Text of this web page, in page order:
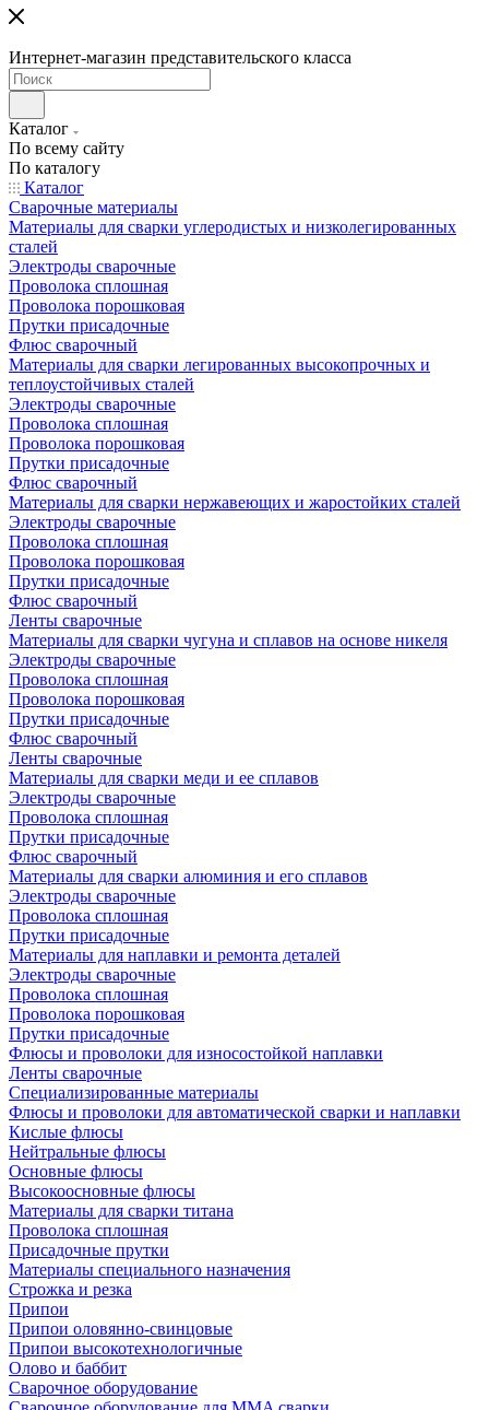
Интернет-магазин представительского класса
Каталог
По всему сайту
По каталогу
Каталог
Сварочные материалы
Материалы для сварки углеродистых и низколегированных
сталей
Электроды сварочные
Проволока сплошная
Проволока порошковая
Прутки присадочные
Флюс сварочный
Материалы для сварки легированных высокопрочных и
теплоустойчивых сталей
Электроды сварочные
Проволока сплошная
Проволока порошковая
Прутки присадочные
Флюс сварочный
Материалы для сварки нержавеющих и жаростойких сталей
Электроды сварочные
Проволока сплошная
Проволока порошковая
Прутки присадочные
Флюс сварочный
Ленты сварочные
Материалы для сварки чугуна и сплавов на основе никеля
Электроды сварочные
Проволока сплошная
Проволока порошковая
Прутки присадочные
Флюс сварочный
Ленты сварочные
Материалы для сварки меди и ее сплавов
Электроды сварочные
Проволока сплошная
Прутки присадочные
Флюс сварочный
Материалы для сварки алюминия и его сплавов
Электроды сварочные
Проволока сплошная
Прутки присадочные
Материалы для наплавки и ремонта деталей
Электроды сварочные
Проволока сплошная
Проволока порошковая
Прутки присадочные
Флюсы и проволоки для износостойкой наплавки
Ленты сварочные
Специализированные материалы
Флюсы и проволоки для автоматической сварки и наплавки
Кислые флюсы
Нейтральные флюсы
Основные флюсы
Высокоосновные флюсы
Материалы для сварки титана
Проволока сплошная
Присадочные прутки
Материалы специального назначения
Строжка и резка
Припои
Припои оловянно-свинцовые
Припои высокотехнологичные
Олово и баббит
Сварочное оборудование